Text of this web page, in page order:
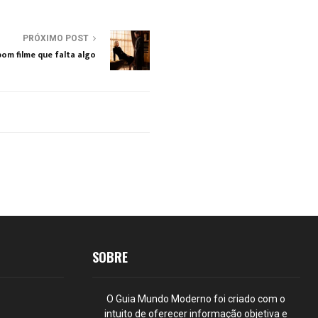
PRÓXIMO POST
filme que falta algo
SOBRE
O Guia Mundo Moderno foi criado com o
intuito de oferecer informação objetiva e